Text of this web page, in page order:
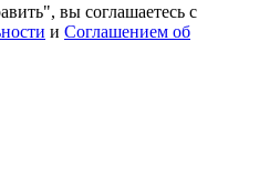
вы соглашаетесь с
и Соглашением об